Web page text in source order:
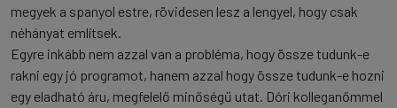
megyek a spanyol estre, rövidesen lesz a lengyel, hogy csak
néhányat említsek.
Egyre inkább nem azzal van a probléma, hogy össze tudunk-e
rakni egy jó programot, hanem azzal hogy össze tudunk-e hozni
egy eladható áru, megfelelő minőségű utat. Dóri kolleganőmmel